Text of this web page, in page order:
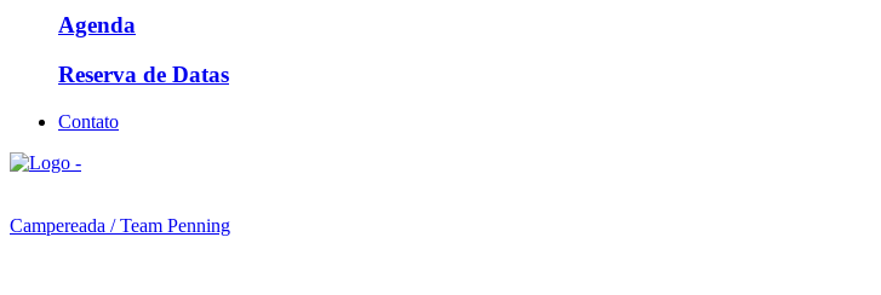
Agenda
Reserva de Datas
Contato
Campereada / Team Penning